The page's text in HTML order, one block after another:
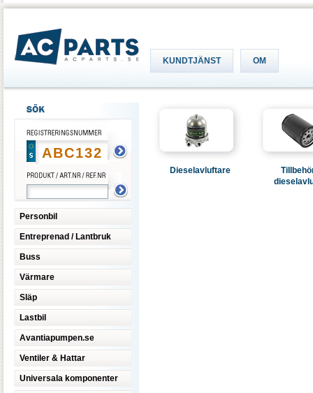
KUNDTJÄNST OM
Personbil
Entreprenad / Lantbruk
Buss
Värmare
Släp
Lastbil
Avantiapumpen.se
Ventiler & Hattar
Universala komponenter
Dieselavluftare